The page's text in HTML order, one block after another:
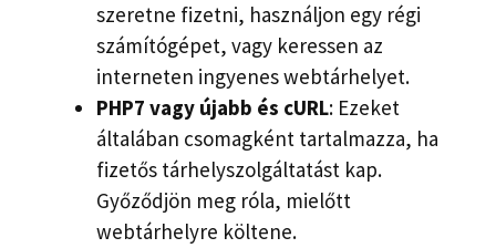
szeretne fizetni, használjon egy régi
számítógépet, vagy keressen az
interneten ingyenes webtárhelyet.
PHP7 vagy újabb és cURL: Ezeket
általában csomagként tartalmazza, ha
fizetős tárhelyszolgáltatást kap.
Győződjön meg róla, mielőtt
webtárhelyre költene.